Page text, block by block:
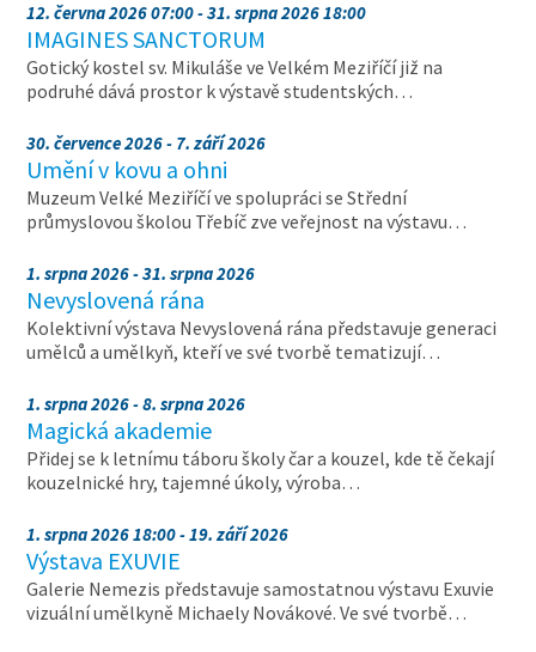
12. června 2026 07:00 - 31. srpna 2026 18:00
IMAGINES SANCTORUM
Gotický kostel sv. Mikuláše ve Velkém Meziříčí již na
podruhé dává prostor k výstavě studentských…
30. července 2026 - 7. září 2026
Umění v kovu a ohni
Muzeum Velké Meziříčí ve spolupráci se Střední
průmyslovou školou Třebíč zve veřejnost na výstavu…
1. srpna 2026 - 31. srpna 2026
Nevyslovená rána
Kolektivní výstava Nevyslovená rána představuje generaci
umělců a umělkyň, kteří ve své tvorbě tematizují…
1. srpna 2026 - 8. srpna 2026
Magická akademie
Přidej se k letnímu táboru školy čar a kouzel, kde tě čekají
kouzelnické hry, tajemné úkoly, výroba…
1. srpna 2026 18:00 - 19. září 2026
Výstava EXUVIE
Galerie Nemezis představuje samostatnou výstavu Exuvie
vizuální umělkyně Michaely Novákové. Ve své tvorbě…